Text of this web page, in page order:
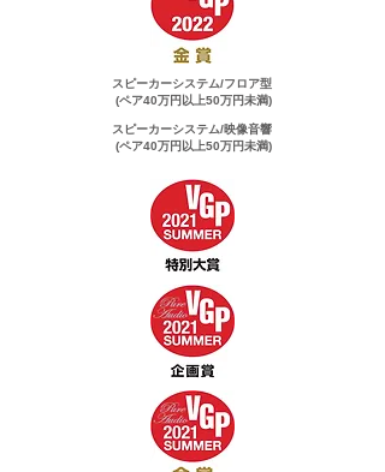
スピーカーシステム/フロア型
(ペア40万円以上50万円未満)
スピーカーシステム/映像音響
(ペア40万円以上50万円未満)